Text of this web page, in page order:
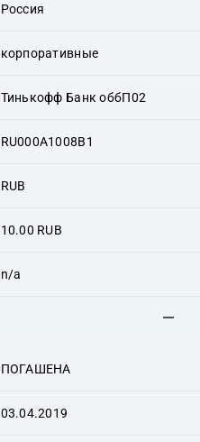
Россия
корпоративные
Тинькофф Банк оббП02
RU000A1008B1
RUB
10.00 RUB
n/a
ПОГАШЕНА
03.04.2019